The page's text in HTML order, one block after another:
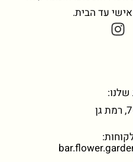
אישי עד הבית.
שלנו: